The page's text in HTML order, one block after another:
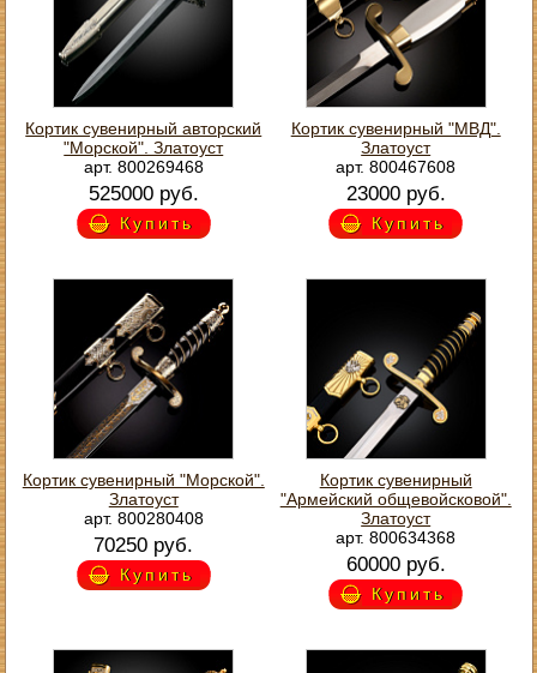
Кортик сувенирный авторский
"Морской". Златоуст
арт. 800269468
525000 руб.
Купить
Кортик сувенирный "МВД".
Златоуст
арт. 800467608
23000 руб.
Купить
Кортик сувенирный "Морской".
Златоуст
арт. 800280408
70250 руб.
Купить
Кортик сувенирный
"Армейский общевойсковой".
Златоуст
арт. 800634368
60000 руб.
Купить